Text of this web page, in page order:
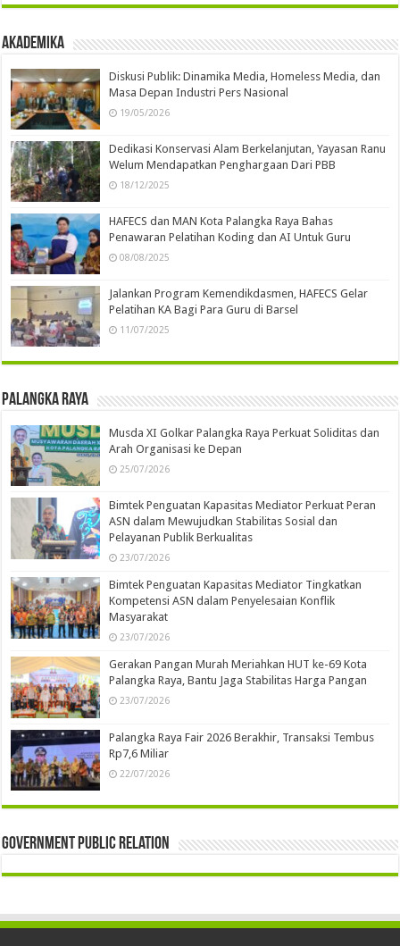
Akademika
Diskusi Publik: Dinamika Media, Homeless Media, dan
Masa Depan Industri Pers Nasional
19/05/2026
Dedikasi Konservasi Alam Berkelanjutan, Yayasan Ranu
Welum Mendapatkan Penghargaan Dari PBB
18/12/2025
HAFECS dan MAN Kota Palangka Raya Bahas
Penawaran Pelatihan Koding dan AI Untuk Guru
08/08/2025
Jalankan Program Kemendikdasmen, HAFECS Gelar
Pelatihan KA Bagi Para Guru di Barsel
11/07/2025
Palangka Raya
Musda XI Golkar Palangka Raya Perkuat Soliditas dan
Arah Organisasi ke Depan
25/07/2026
Bimtek Penguatan Kapasitas Mediator Perkuat Peran
ASN dalam Mewujudkan Stabilitas Sosial dan
Pelayanan Publik Berkualitas
23/07/2026
Bimtek Penguatan Kapasitas Mediator Tingkatkan
Kompetensi ASN dalam Penyelesaian Konflik
Masyarakat
23/07/2026
Gerakan Pangan Murah Meriahkan HUT ke-69 Kota
Palangka Raya, Bantu Jaga Stabilitas Harga Pangan
23/07/2026
Palangka Raya Fair 2026 Berakhir, Transaksi Tembus
Rp7,6 Miliar
22/07/2026
Government Public Relation